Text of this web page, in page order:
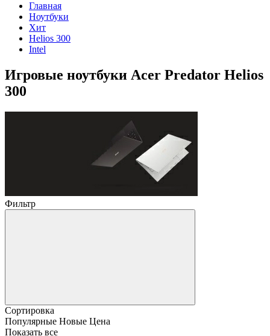
Главная
Ноутбуки
Хит
Helios 300
Intel
Игровые ноутбуки Acer Predator Helios
300
Фильтр
Сортировка
Популярные Новые Цена
Показать все